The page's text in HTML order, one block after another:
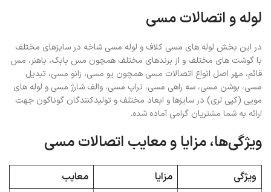
لوله و اتصالات مسی
در این بخش لوله های مسی کلاف و لوله مسی شاخه در سایزهای مختلف
با گوشت های مختلف و از برندهای مختلف همچون مس بابک، باهنر، مس
قائم، مهر اصل انواع اتصالات مسی همچون یو مسی، زانو مسی، تبدیل
مسی، بوشن مسی، سه‌ راهی مسی، تراپ مسی، والف شارژ مسی و لوله های
مویی (کپی لری) در سایزها و ابعاد مختلف و تولیدکنندگان گوناگون جهت
ارائه به شما مشتریان گرامی آماده شده.
ویژگی‌ها، مزایا و معایب اتصالات مسی
ویژگی مزایا معایب